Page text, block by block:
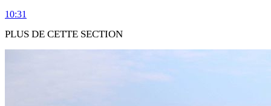
10:31
PLUS DE CETTE SECTION